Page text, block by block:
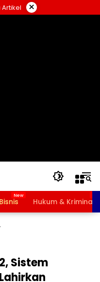
Artikel ×
Hukum & Kriminal
Sistem